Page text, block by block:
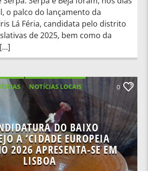
o palco do lançamento da
Lá Féria, candidata pelo distrito
de 2025, bem como da
NOTÍCIAS LOCAIS
0
DO BAIXO
A ‘CIDADE EUROPEIA
2026 APRESENTA-SE EM
LISBOA